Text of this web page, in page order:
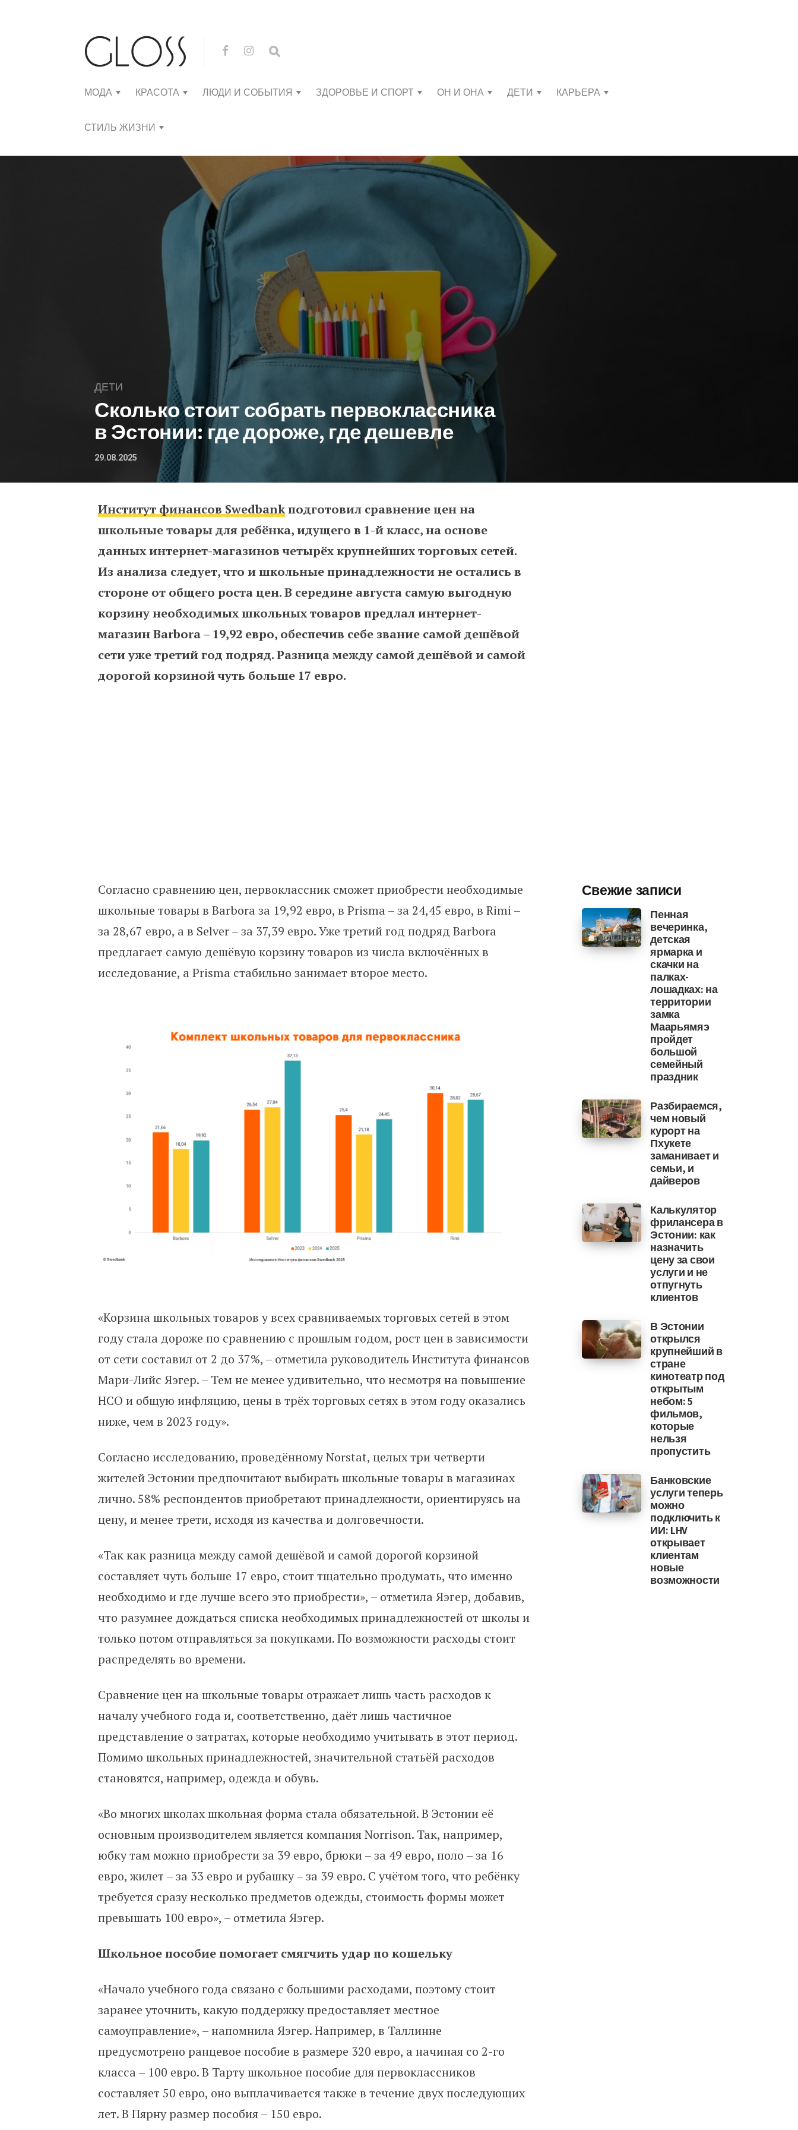
МОДА КРАСОТА ЛЮДИ И СОБЫТИЯ ЗДОРОВЬЕ И СПОРТ ОН И ОНА ДЕТИ КАРЬЕРА
СТИЛЬ ЖИЗНИ
ДЕТИ
Сколько стоит собрать первоклассника
в Эстонии: где дороже, где дешевле
29.08.2025
Сколько стоит собрать первоклассника в Эстонии: где дороже, где дешевле
Институт финансов Swedbankподготовил сравнение цен на
школьные товары для ребёнка, идущего в 1-й класс, на основе
данных интернет-магазинов четырёх крупнейших торговых сетей.
Из анализа следует, что и школьные принадлежности не остались в
стороне от общего роста цен. В середине августа самую выгодную
корзину необходимых школьных товаров предлал интернет-
магазин Barbora – 19,92 евро, обеспечив себе звание самой дешёвой
сети уже третий год подряд. Разница между самой дешёвой и самой
дорогой корзиной чуть больше 17 евро.
Согласно сравнению цен, первоклассник сможет приобрести необходимые
школьные товары в Barbora за 19,92 евро, в Prisma – за 24,45 евро, в Rimi –
за 28,67 евро, а в Selver – за 37,39 евро. Уже третий год подряд Barbora
предлагает самую дешёвую корзину товаров из числа включённых в
исследование, а Prisma стабильно занимает второе место.
«Корзина школьных товаров у всех сравниваемых торговых сетей в этом
году стала дороже по сравнению с прошлым годом, рост цен в зависимости
от сети составил от 2 до 37%, – отметила руководитель Института финансов
Мари-Лийс Яэгер. – Тем не менее удивительно, что несмотря на повышение
НСО и общую инфляцию, цены в трёх торговых сетях в этом году оказались
ниже, чем в 2023 году».
Согласно исследованию, проведённому Norstat, целых три четверти
жителей Эстонии предпочитают выбирать школьные товары в магазинах
лично. 58% респондентов приобретают принадлежности, ориентируясь на
цену, и менее трети, исходя из качества и долговечности.
«Так как разница между самой дешёвой и самой дорогой корзиной
составляет чуть больше 17 евро, стоит тщательно продумать, что именно
необходимо и где лучше всего это приобрести», – отметила Яэгер, добавив,
что разумнее дождаться списка необходимых принадлежностей от школы и
только потом отправляться за покупками. По возможности расходы стоит
распределять во времени.
Сравнение цен на школьные товары отражает лишь часть расходов к
началу учебного года и, соответственно, даёт лишь частичное
представление о затратах, которые необходимо учитывать в этот период.
Помимо школьных принадлежностей, значительной статьёй расходов
становятся, например, одежда и обувь.
«Во многих школах школьная форма стала обязательной. В Эстонии её
основным производителем является компания Norrison. Так, например,
юбку там можно приобрести за 39 евро, брюки – за 49 евро, поло – за 16
евро, жилет – за 33 евро и рубашку – за 39 евро. С учётом того, что ребёнку
требуется сразу несколько предметов одежды, стоимость формы может
превышать 100 евро», – отметила Яэгер.
Школьное пособие помогает смягчить удар по кошельку
«Начало учебного года связано с большими расходами, поэтому стоит
заранее уточнить, какую поддержку предоставляет местное
самоуправление», – напомнила Яэгер. Например, в Таллинне
предусмотрено ранцевое пособие в размере 320 евро, а начиная со 2-го
класса – 100 евро. В Тарту школьное пособие для первоклассников
составляет 50 евро, оно выплачивается также в течение двух последующих
лет. В Пярну размер пособия – 150 евро.
Свежие записи
Пенная
вечеринка,
детская
ярмарка и
скачки на
палках-
лошадках: на
территории
замка
Маарьямяэ
пройдет
большой
семейный
праздник
Разбираемся,
чем новый
курорт на
Пхукете
заманивает и
семьи, и
дайверов
Калькулятор
фрилансера в
Эстонии: как
назначить
цену за свои
услуги и не
отпугнуть
клиентов
В Эстонии
открылся
крупнейший в
стране
кинотеатр под
открытым
небом: 5
фильмов,
которые
нельзя
пропустить
Банковские
услуги теперь
можно
подключить к
ИИ: LHV
открывает
клиентам
новые
возможности